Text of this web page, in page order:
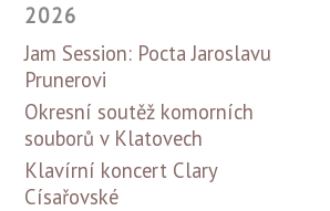
2026
Jam Session: Pocta Jaroslavu
Prunerovi
Okresní soutěž komorních
souborů v Klatovech
Klavírní koncert Clary
Císařovské